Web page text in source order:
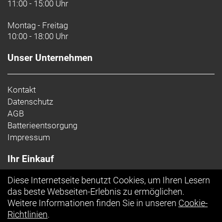
Kette: Shimano SLX M7100, 12fach
Lenker: Bontrager Elite IsoZone VR-SF, Aluminium,
31,8 mm, interne Di2-Kabelführung, 75 mm Reach,
128 mm Drop, 44 cm Breite
Lenkervorbau: Trek RCS Pro, -7 Grad, 110 mm
Länge
Sattel: Verse Short Comp, Stahlstreben, 145 mm
Breite
Sattelstütze: KVF Aero-Carbonsattelstütze, 20 mm
Versatz, 320 mm Länge
Räder: Bontrager Paradigm SL, Tubeless-Ready, 21
mm Innenweite, 100 x 12 Steckachse
Bontrager Paradigm SL, Tubeless-Ready, 21 mm
Innenweite, 142 x 12 mm Steckachse
11:00 - 15:00 Uhr
Montag - Freitag
10:00 - 18:00 Uhr
Unser Unternehmen
Kontakt
Datenschutz
AGB
Batterieentsorgung
Impressum
Ihr Einkauf
Top Artikel
Diese Internetseite benutzt Cookies, um Ihren Lesern
das beste Webseiten-Erlebnis zu ermöglichen.
Weitere Informationen finden Sie in unseren Cookie-
Richtlinien.